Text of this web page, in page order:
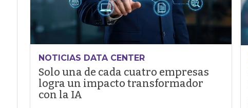
NOTICIAS DATA CENTER
Solo una de cada cuatro empresas
logra un impacto transformador
con la IA